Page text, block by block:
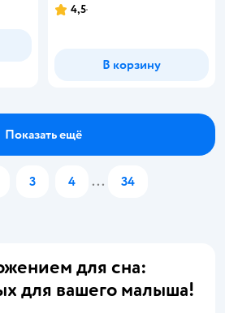
Рейтинг:
4,5
В корзину
Показать ещё
3 4 ... 34
для сна:
для вашего малыша!